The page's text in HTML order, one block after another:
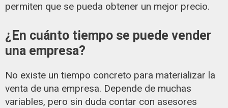
permiten que se pueda obtener un mejor precio.
¿En cuánto tiempo se puede vender
una empresa?
No existe un tiempo concreto para materializar la
venta de una empresa. Depende de muchas
variables, pero sin duda contar con asesores